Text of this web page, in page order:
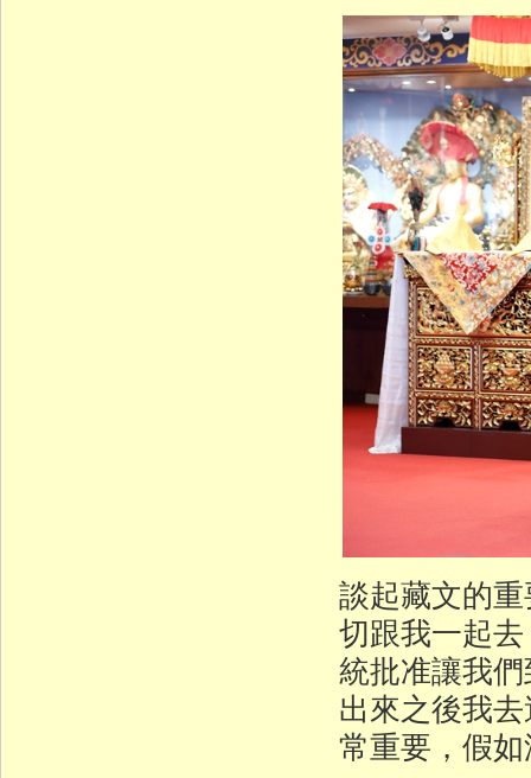
談起藏文的
切跟我一起
統批准讓我
出來之後我
常重要，假